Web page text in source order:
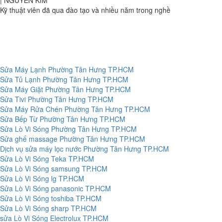
Kỹ thuật viên đã qua đào tạo và nhiều năm trong nghề
Sửa Máy Lạnh Phường Tân Hưng TP.HCM
Sửa Tủ Lạnh Phường Tân Hưng TP.HCM
Sửa Máy Giặt Phường Tân Hưng TP.HCM
Sửa Tivi Phường Tân Hưng TP.HCM
Sửa Máy Rửa Chén Phường Tân Hưng TP.HCM
Sửa Bếp Từ Phường Tân Hưng TP.HCM
Sửa Lò Vi Sóng Phường Tân Hưng TP.HCM
Sửa ghế massage Phường Tân Hưng TP.HCM
Dịch vụ sửa máy lọc nước Phường Tân Hưng TP.HCM
Sửa Lò Vi Sóng Teka TP.HCM
Sửa Lò Vi Sóng samsung TP.HCM
Sửa Lò Vi Sóng lg TP.HCM
Sửa Lò Vi Sóng panasonic TP.HCM
Sửa Lò Vi Sóng toshiba TP.HCM
Sửa Lò Vi Sóng sharp TP.HCM
sửa Lò Vi Sóng Electrolux TP.HCM